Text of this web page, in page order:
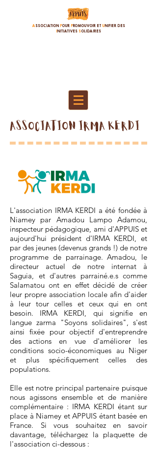
ASSOCIATIONPOURPROMOUVOIR ETUNIFIER DES
INITIATIVES SOLIDAIRES
ASSOCIATION IRMA KERDI
L'association IRMA KERDI a été fondée à
Niamey par Amadou Lampo Adamou,
inspecteur pédagogique, ami d'APPUIS et
aujourd'hui président d'IRMA KERDI, et
par des jeunes (devenus grands !) de notre
programme de parrainage. Amadou, le
directeur actuel de notre internat à
Saguia, et d'autres parrainé.e.s comme
Salamatou ont en effet décidé de créer
leur propre association locale afin d'aider
à leur tour celles et ceux qui en ont
besoin. IRMA KERDI, qui signifie en
langue zarma "Soyons solidaires", s'est
ainsi fixée pour objectif d'entreprendre
des actions en vue d'améliorer les
conditions socio-économiques au Niger
et plus spécifiquement celles des
populations.
Elle est notre principal partenaire puisque
nous agissons ensemble et de manière
complémentaire : IRMA KERDI étant sur
place à Niamey et APPUIS étant basée en
France. Si vous souhaitez en savoir
davantage, téléchargez la plaquette de
l'association ci-dessous :